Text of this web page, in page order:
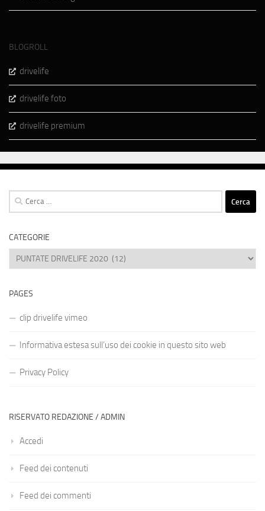
BLOGROLL
drivelife
drivelife foto
drivelife premium
Ricerca
per:
CATEGORIE
Categorie
PAGES
clip drivelife vimeo
Informativa estesa sull’uso dei cookie in questo sito web
Privacy Policy
RISERVATO REDAZIONE / ADMIN
Accedi
Feed dei contenuti
Feed dei commenti